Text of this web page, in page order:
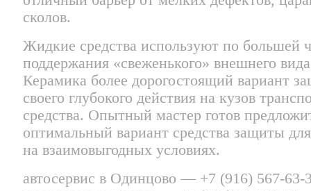
сколов.
Жидкие средства используют по большей
поддержания «свеженького» внешнего
Керамика более дорогостоящий вариант
своего глубокого действия на кузов
средства. Опытный мастер готов
оптимальный вариант средства защиты для
на взаимовыгодных условиях.
автосервис в Одинцово — +7 (916) 567-63-